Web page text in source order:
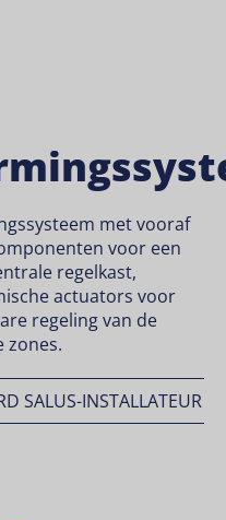
met vooraf
voor een
regelkast,
actuators voor
regeling van de
zones.
SALUS-INSTALLATEUR